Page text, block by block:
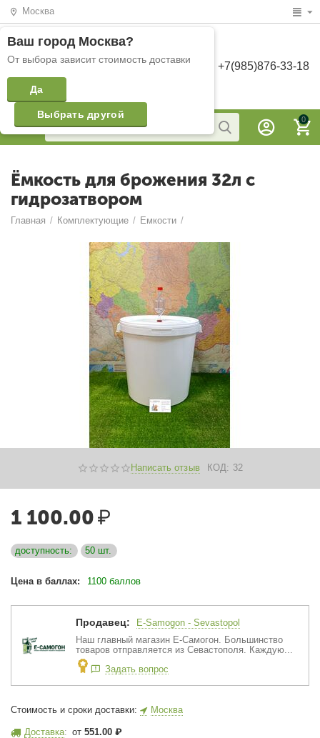
Москва
Ваш город Москва?
От выбора зависит стоимость доставки
Да
Выбрать другой
+7(985)876-33-18
0
Ёмкость для брожения 32л с
гидрозатвором
Главная / Комплектующие / Емкости /
Написать отзыв КОД: 32
1 100.00₽
доступность: 50 шт.
Цена в баллах: 1100 баллов
Продавец:
E-Samogon - Sevastopol
Наш главный магазин Е-Самогон. Большинство
товаров отправляется из Севастополя. Каждую...
Задать вопрос
Стоимость и сроки доставки: Москва
Доставка: от551.00 ₽